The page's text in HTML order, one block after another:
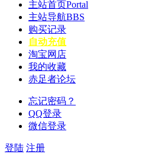
主站首页Portal
主站导航BBS
购买记录
自动充值
淘宝网店
我的收藏
赤足者论坛
忘记密码？
QQ登录
微信登录
登陆 注册